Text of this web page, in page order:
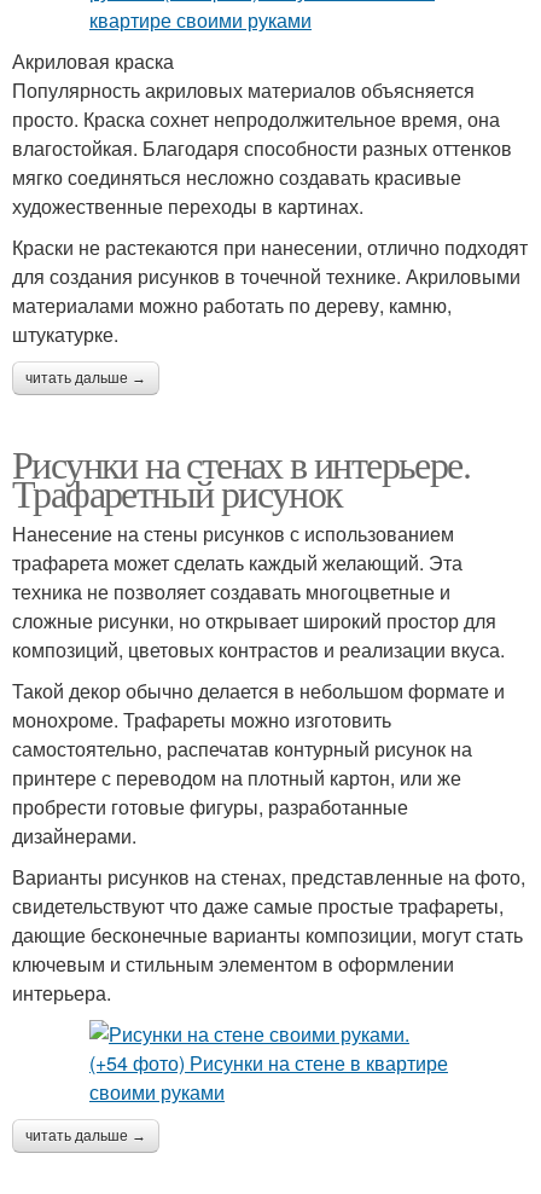
Акриловая краска
Популярность акриловых материалов объясняется
просто. Краска сохнет непродолжительное время, она
влагостойкая. Благодаря способности разных оттенков
мягко соединяться несложно создавать красивые
художественные переходы в картинах.
Краски не растекаются при нанесении, отлично подходят
для создания рисунков в точечной технике. Акриловыми
материалами можно работать по дереву, камню,
штукатурке.
читать дальше →
Рисунки на стенах в интерьере.
Трафаретный рисунок
Нанесение на стены рисунков с использованием
трафарета может сделать каждый желающий. Эта
техника не позволяет создавать многоцветные и
сложные рисунки, но открывает широкий простор для
композиций, цветовых контрастов и реализации вкуса.
Такой декор обычно делается в небольшом формате и
монохроме. Трафареты можно изготовить
самостоятельно, распечатав контурный рисунок на
принтере с переводом на плотный картон, или же
пробрести готовые фигуры, разработанные
дизайнерами.
Варианты рисунков на стенах, представленные на фото,
свидетельствуют что даже самые простые трафареты,
дающие бесконечные варианты композиции, могут стать
ключевым и стильным элементом в оформлении
интерьера.
читать дальше →